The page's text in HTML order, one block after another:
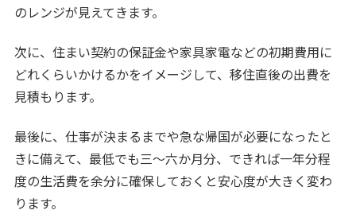
のレンジが見えてきます。
次に、住まい契約の保証金や家具家電などの初期費用に
どれくらいかけるかをイメージして、移住直後の出費を
見積もります。
最後に、仕事が決まるまでや急な帰国が必要になったと
きに備えて、最低でも三〜六か月分、できれば一年分程
度の生活費を余分に確保しておくと安心度が大きく変わ
ります。